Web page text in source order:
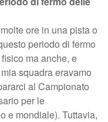
ore in una pista o
periodo di fermo
ma anche, e
squadra eravamo
al Campionato
per le
e mondiale). Tuttavia,